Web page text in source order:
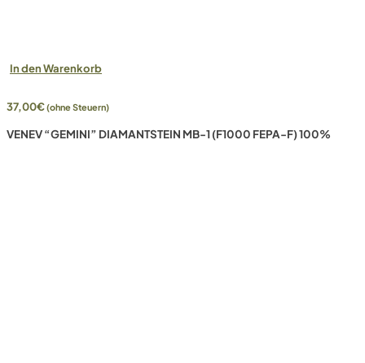
In den Warenkorb
37,00€(ohne Steuern)
VENEV “GEMINI” DIAMANTSTEIN MB-1 (F1000 FEPA-F) 100%